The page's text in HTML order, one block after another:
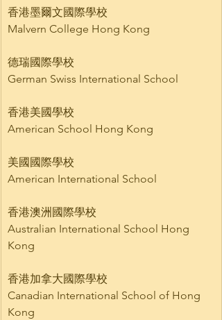
​香港墨爾文國際學校
Malvern College Hong Kong
德瑞國際學校
German Swiss International School
香港美國學校
American School Hong Kong
美國國際學校
American International School
香港澳洲國際學校
Australian International School Hong
Kong
香港加拿大國際學校
Canadian International School of Hong
Kong